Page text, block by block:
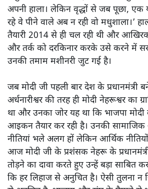
पत्रिकाओं में झूठा इतिहास परोसा गया, ऐसे
जरूरत क्यों आन पड़ी?
जवाहर लाल नेहरू और नरेंद्र मोदी के
तुलना पर एकदम सटीक बैठती हैः- ‘अपने
अनुपम था अपना प्याला, अपने अपने युग
अपनी हाला। लेकिन वृद्धों से जब पूछा, एक
रहे वे पीने वाले अब न रही वो मधुशाला।’
तैयारी 2014 से ही चल रही थी और
और तर्क को दरकिनार करके उसे करने में
उनकी तमाम मशीनरी जुट गई है।